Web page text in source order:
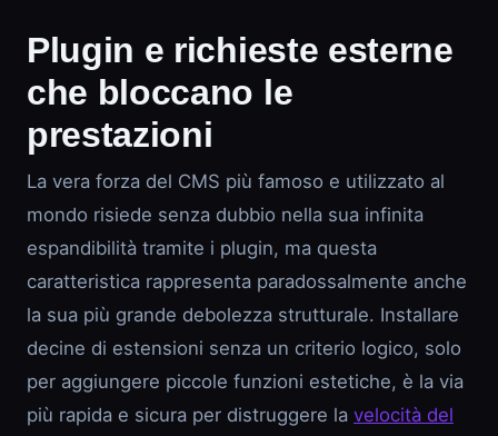
Plugin e richieste esterne
che bloccano le
prestazioni
La vera forza del CMS più famoso e utilizzato al
mondo risiede senza dubbio nella sua infinita
espandibilità tramite i plugin, ma questa
caratteristica rappresenta paradossalmente anche
la sua più grande debolezza strutturale. Installare
decine di estensioni senza un criterio logico, solo
per aggiungere piccole funzioni estetiche, è la via
più rapida e sicura per distruggere la velocità del